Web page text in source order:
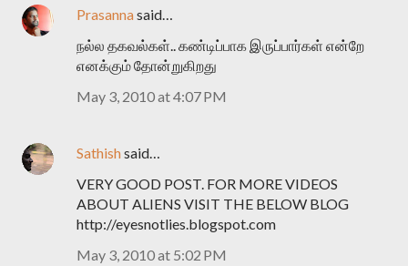
Prasannasaid…
நல்ல தகவல்கள்.. கண்டிப்பாக இருப்பார்கள் என்றே
எனக்கும் தோன்றுகிறது
May 3, 2010 at 4:07 PM
Sathishsaid…
VERY GOOD POST. FOR MORE VIDEOS
ABOUT ALIENS VISIT THE BELOW BLOG
http://eyesnotlies.blogspot.com
May 3, 2010 at 5:02 PM